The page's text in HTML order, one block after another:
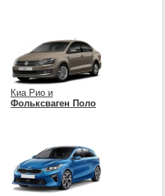
Киа Рио и
Фольксваген Поло